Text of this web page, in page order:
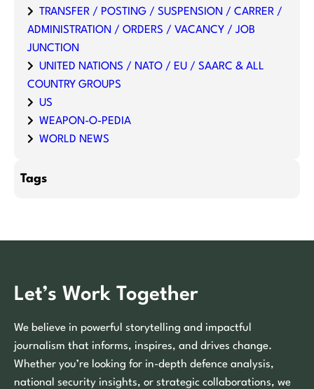
TRANSFER / POSTING / SUSPENSION / CARRER /
ADMINISTRATION / ORDERS / VACANCY / JOB
JUNCTION
UNITED NATIONS / NATO / EU / SAARC & ALL
COUNTRY GROUPS
US
WEAPON-O-PEDIA
WORLD NEWS
Tags
Let’s Work Together
We believe in powerful storytelling and impactful
journalism that informs, inspires, and drives change.
Whether you’re looking for in-depth defence analysis,
national security insights, or strategic collaborations, we